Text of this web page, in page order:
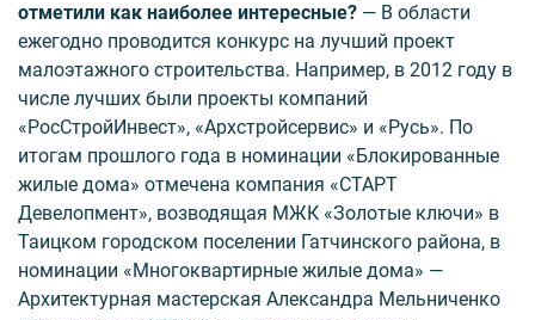
отметили как наиболее интересные? — В области
ежегодно проводится конкурс на лучший проект
малоэтажного строительства. Например, в 2012 году в
числе лучших были проекты компаний
«РосСтройИнвест», «Архстройсервис» и «Русь». По
итогам прошлого года в номинации «Блокированные
жилые дома» отмечена компания «СТАРТ
Девелопмент», возводящая МЖК «Золотые ключи» в
Таицком городском поселении Гатчинского района, в
номинации «Многоквартирные жилые дома» —
Архитектурная мастерская Александра Мельниченко